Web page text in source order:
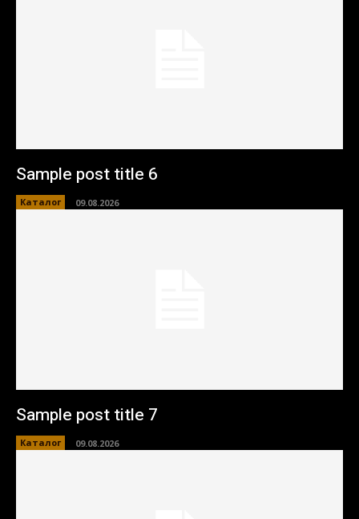
Sample post title 6
Каталог 09.08.2026
Sample post title 7
Каталог 09.08.2026